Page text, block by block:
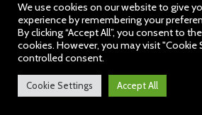
Copyright © 2026. Created by
We use cookies on our website to give
experience by remembering your
By clicking “Accept All”, you consent to
cookies. However, you may visit
controlled consent.
Cookie Settings Accept All